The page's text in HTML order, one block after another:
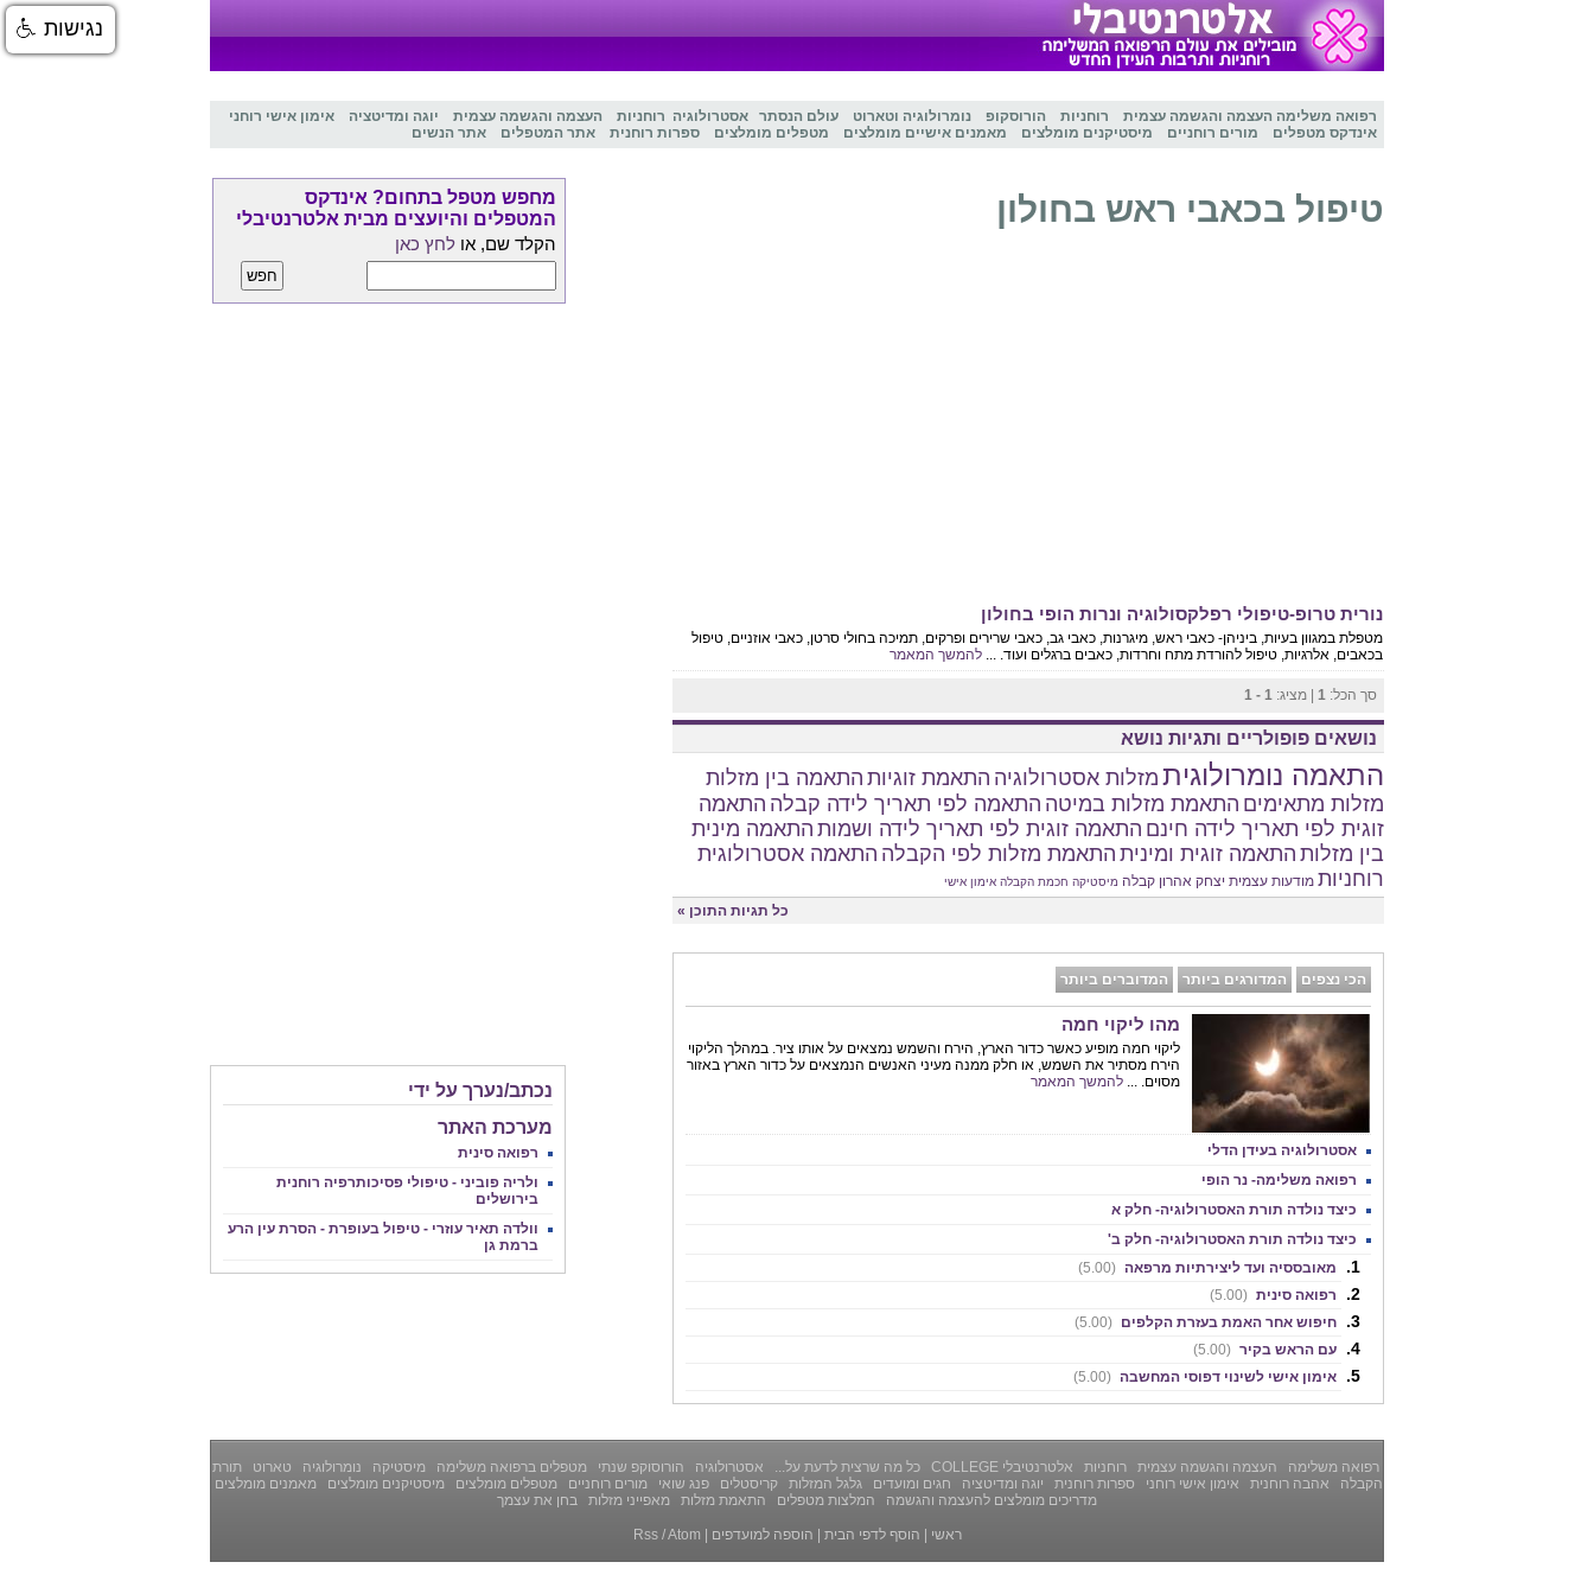
רפואה משלימה העצמה והגשמה עצמית רוחניות הורוסקופ נומרולוגיה וטארוט עולם הנסתר אסטרולוגיה רוחניות העצמה והגשמה עצמית יוגה ומדיטציה
אימון אישי רוחני
אינדקס מטפלים
מורים רוחניים מיסטיקנים מומלצים מאמנים אישיים מומלצים מטפלים מומלצים ספרות רוחנית אתר המטפלים אתר הנשים
טיפול בכאבי ראש בחולון
נורית טרופ-טיפולי רפלקסולוגיה ונרות הופי בחולון
מטפלת במגוון בעיות, ביניהן- כאבי ראש, מיגרנות, כאבי גב, כאבי שרירים ופרקים, תמיכה בחולי סרטן, כאבי אוזניים, טיפול
בכאבים, אלרגיות, טיפול להורדת מתח וחרדות, כאבים ברגלים ועוד. ... להמשך המאמר
סך הכל: 1 | מציג: 1 - 1
נושאים פופולריים ותגיות נושא
התאמה נומרולוגית מזלות אסטרולוגיה התאמת זוגיות התאמה בין מזלות
מזלות מתאימים התאמת מזלות במיטה התאמה לפי תאריך לידה קבלה התאמה
זוגית לפי תאריך לידה חינם התאמה זוגית לפי תאריך לידה ושמות התאמה מינית
בין מזלות התאמה זוגית ומינית התאמת מזלות לפי הקבלה התאמה אסטרולוגית
רוחניות מודעות עצמית יצחק אהרון קבלה מיסטיקה חכמת הקבלה אימון אישי
כל תגיות התוכן »
הכי נצפים המדורגים ביותר המדוברים ביותר
מהו ליקוי חמה
ליקוי חמה מופיע כאשר כדור הארץ, הירח והשמש נמצאים על אותו ציר. במהלך הליקוי
הירח מסתיר את השמש, או חלק ממנה מעיני האנשים הנמצאים על כדור הארץ באזור
מסוים. ... להמשך המאמר
אסטרולוגיה בעידן הדלי
רפואה משלימה- נר הופי
כיצד נולדה תורת האסטרולוגיה- חלק א
כיצד נולדה תורת האסטרולוגיה- חלק ב'
מאובססיה ועד ליצירתיות מרפאה (5.00)
רפואה סינית (5.00)
חיפוש אחר האמת בעזרת הקלפים (5.00)
עם הראש בקיר (5.00)
אימון אישי לשינוי דפוסי המחשבה (5.00)
מחפש מטפל בתחום? אינדקס
המטפלים והיועצים מבית אלטרנטיבלי
הקלד שם, או לחץ כאן
נכתב/נערך על ידי
מערכת האתר
רפואה סינית
ולריה פוביני - טיפולי פסיכותרפיה רוחנית
בירושלים
וולדה תאיר עוזרי - טיפול בעופרת - הסרת עין הרע
ברמת גן
רפואה משלימה העצמה והגשמה עצמית רוחניות אלטרנטיבלי COLLEGE כל מה שרצית לדעת על... אסטרולוגיה הורוסוקפ שנתי מטפלים ברפואה משלימה מיסטיקה נומרולוגיה טארוט
תורת
הקבלה
אהבה רוחנית אימון אישי רוחני ספרות רוחנית יוגה ומדיטציה חגים ומועדים גלגל המזלות קריסטלים פנג שואי מורים רוחניים מטפלים מומלצים מיסטיקנים מומלצים
מאמנים מומלצים
מדריכים מומלצים להעצמה והגשמה
המלצות מטפלים התאמת מזלות מאפייני מזלות בחן את עצמך
ראשי הוסף לדפי הבית הוספה למועדפים Rss/Atom
נגישות